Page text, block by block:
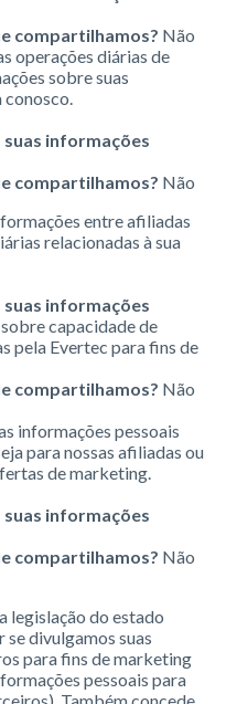
compartilhamos? Não
operações diárias de
sobre suas
conosco.
informações
compartilhamos? Não
entre afiliadas
relacionadas à sua
informações
capacidade de
pela Evertec para fins de
compartilhamos? Não
informações pessoais
para nossas afiliadas ou
de marketing.
informações
compartilhamos? Não
legislação do estado
divulgamos suas
para fins de marketing
pessoais para